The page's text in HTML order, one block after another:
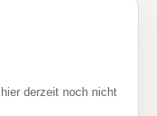
derzeit noch nicht